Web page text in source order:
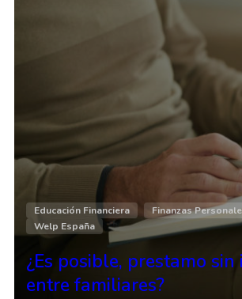
Educación Financiera
Finanzas
Welp España
¿Es posible, prestamo sin
entre familiares?